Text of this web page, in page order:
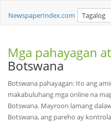
NewspaperIndex.com Tagalog
Mga pahayagan
Botswana
Botswana pahayagan: Ito ang
makabuluhang mga online na
Botswana. Mayroon lamang
Botswana, ang pareho ay